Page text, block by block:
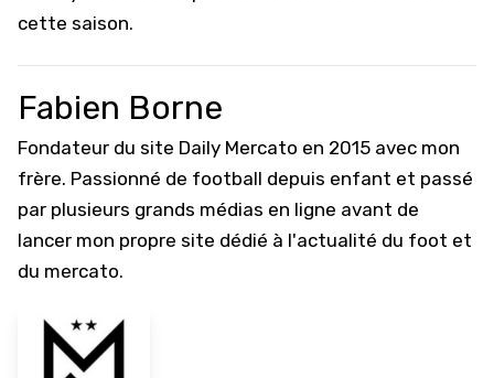
cette saison.
Fabien Borne
Fondateur du site Daily Mercato en 2015 avec mon
frère. Passionné de football depuis enfant et passé
par plusieurs grands médias en ligne avant de
lancer mon propre site dédié à l'actualité du foot et
du mercato.